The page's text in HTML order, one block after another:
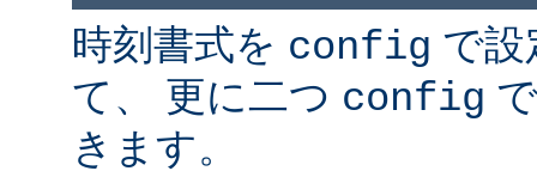
時刻書式を config で設
て、 更に二つ config
きます。